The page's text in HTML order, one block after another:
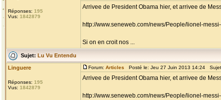
Réponses: 195
Vus: 1842879
Arrivee de President Obama hier, et arrivee de
http://www.seneweb.com/news/People/lionel-
Si on en croit nos ...
Sujet: Lu Vu Entendu
Linguere
Réponses: 195
Vus: 1842879
Forum: Articles Posté le: Jeu 27 Juin 2013 14:24
Arrivee de President Obama hier, et arrivee de
http://www.seneweb.com/news/People/lionel-